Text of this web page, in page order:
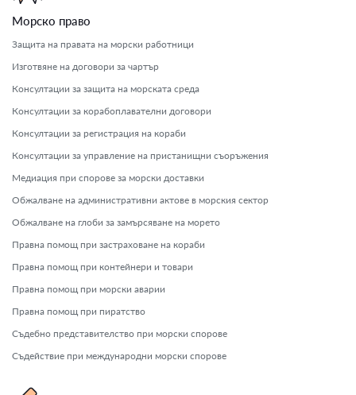
Морско право
Защита на правата на морски работници
Изготвяне на договори за чартър
Консултации за защита на морската среда
Консултации за корабоплавателни договори
Консултации за регистрация на кораби
Консултации за управление на пристанищни съоръжения
Медиация при спорове за морски доставки
Обжалване на административни актове в морския сектор
Обжалване на глоби за замърсяване на морето
Правна помощ при застраховане на кораби
Правна помощ при контейнери и товари
Правна помощ при морски аварии
Правна помощ при пиратство
Съдебно представителство при морски спорове
Съдействие при международни морски спорове